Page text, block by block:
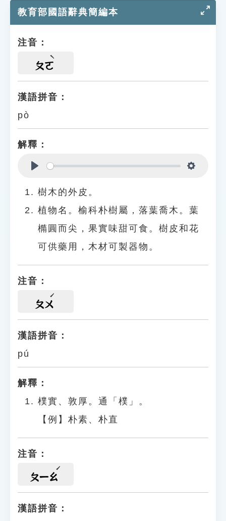
教育部國語辭典簡編本
注音：
ㄆㄛ
漢語拼音：
pò
解釋：
樹木的外皮。
植物名。榆科朴樹屬，落葉喬木。葉
橢圓而尖，果實味甜可食。樹皮和花
可供藥用，木材可製器物。
注音：
ㄆㄨ
漢語拼音：
pú
解釋：
樸實、敦厚。通「樸」。
【例】朴素、朴直
注音：
ㄆㄧㄠ
漢語拼音：